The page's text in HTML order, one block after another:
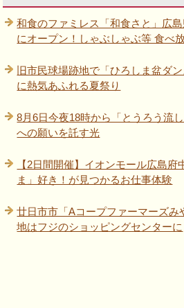
和食のファミレス「和食さと」広
にオープン！しゃぶしゃぶ等 食べ
旧市民球場跡地で「ひろしま盆ダ
に熱気あふれる夏祭り
8月6日今夜18時から「とうろう流
への願いを託す光
【2日間開催】イオンモール広島
ま」好き！が見つかるお仕事体験
廿日市市「Aコープファーマーズみ
地はフジのショッピングセンターに